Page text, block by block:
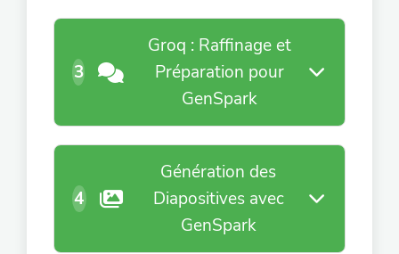
3
Groq : Raffinage et
Préparation pour
GenSpark
4
Génération des
Diapositives avec
GenSpark